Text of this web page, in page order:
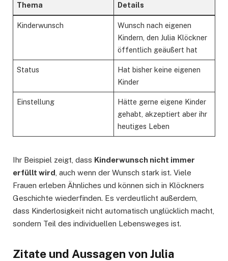
Thema Details
Kinderwunsch
Wunsch nach eigenen
Kindern, den Julia Klöckner
öffentlich geäußert hat
Status
Hat bisher keine eigenen
Kinder
Einstellung
Hätte gerne eigene Kinder
gehabt, akzeptiert aber ihr
heutiges Leben
Ihr Beispiel zeigt, dass Kinderwunsch nicht immer
erfüllt wird, auch wenn der Wunsch stark ist. Viele
Frauen erleben Ähnliches und können sich in Klöckners
Geschichte wiederfinden. Es verdeutlicht außerdem,
dass Kinderlosigkeit nicht automatisch unglücklich macht,
sondern Teil des individuellen Lebensweges ist.
Zitate und Aussagen von Julia